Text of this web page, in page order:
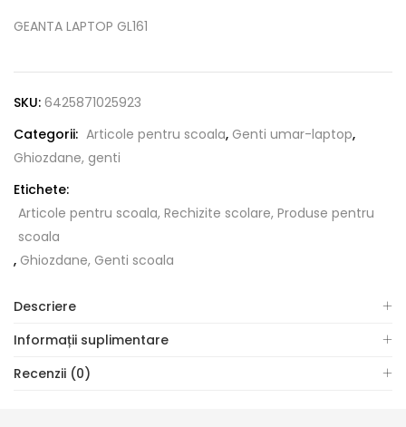
GEANTA LAPTOP GL161
SKU: 6425871025923
Categorii: Articole pentru scoala, Genti umar-laptop,
Ghiozdane, genti
Etichete:
Articole pentru scoala, Rechizite scolare, Produse pentru
scoala
, Ghiozdane, Genti scoala
Descriere
Informații suplimentare
Recenzii (0)